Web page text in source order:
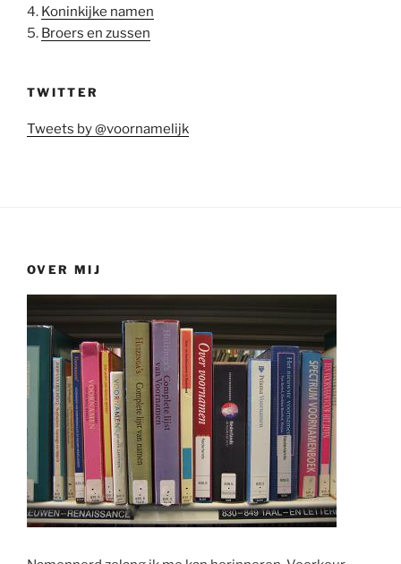
4. Koninkijke namen
5. Broers en zussen
TWITTER
Tweets by @voornamelijk
OVER MIJ